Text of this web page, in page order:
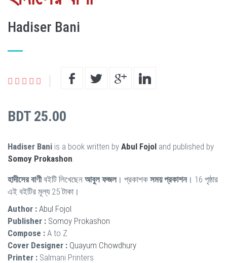
Hadiser Bani
BDT 25.00
Hadiser Bani is a book written by Abul Fojol and published by
Somoy Prokashon
হাদীসের বাণীবইটি লিখেছেন আবুল ফজল। প্রকাশক সময় প্রকাশন। 16 পৃষ্ঠার
এই বইটির মূল্য 25 টাকা।
Author : Abul Fojol
Publisher : Somoy Prokashon
Compose : A to Z
Cover Designer : Quayum Chowdhury
Printer : Salmani Printers